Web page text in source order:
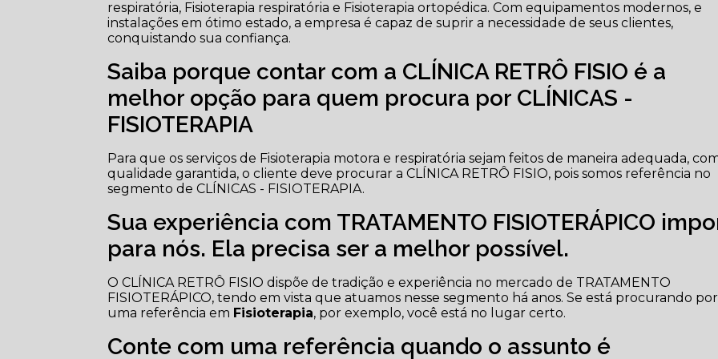
respiratória, Fisioterapia respiratória e Fisioterapia ortopédica. Com equipamentos modernos, e
instalações em ótimo estado, a empresa é capaz de suprir a necessidade de seus clientes,
conquistando sua confiança.
Saiba porque contar com a CLÍNICA RETRÔ FISIO é a
melhor opção para quem procura por CLÍNICAS -
FISIOTERAPIA
Para que os serviços de Fisioterapia motora e respiratória sejam feitos de maneira adequada,
qualidade garantida, o cliente deve procurar a CLÍNICA RETRÔ FISIO, pois somos referência no
segmento de CLÍNICAS - FISIOTERAPIA.
Sua experiência com TRATAMENTO FISIOTERÁPICO
para nós. Ela precisa ser a melhor possível.
O CLÍNICA RETRÔ FISIO dispõe de tradição e experiência no mercado de TRATAMENTO
FISIOTERÁPICO, tendo em vista que atuamos nesse segmento há anos. Se está procurando por
uma referência em Fisioterapia, por exemplo, você está no lugar certo.
Conte com uma referência quando o assunto é